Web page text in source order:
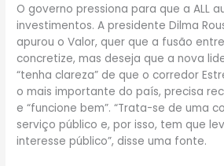
O governo pressiona para que a ALL
investimentos. A presidente Dilma
apurou o Valor, quer que a fusão entre
concretize, mas deseja que a nova
“tenha clareza” de que o corredor
o mais importante do país, precisa
e “funcione bem”. “Trata-se de uma
serviço público e, por isso, tem que
interesse público”, disse uma fonte.